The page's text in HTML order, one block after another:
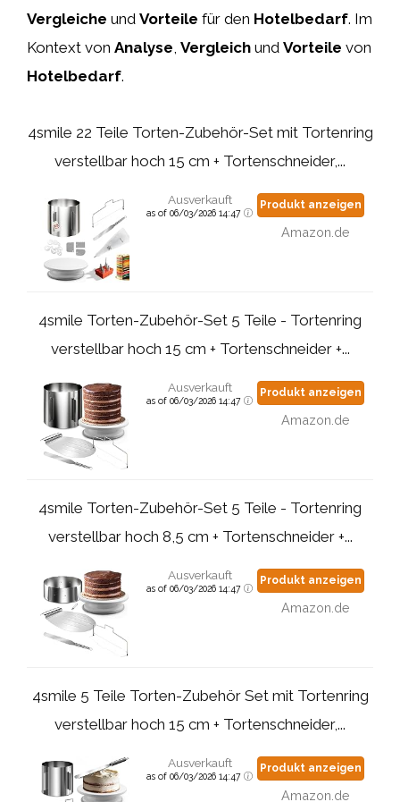
Vergleiche und Vorteile für den Hotelbedarf. Im
Kontext von Analyse, Vergleich und Vorteile von
Hotelbedarf.
4smile 22 Teile Torten-Zubehör-Set mit Tortenring
verstellbar hoch 15 cm + Tortenschneider,...
Ausverkauft
as of 06/03/2026 14:47
Produkt anzeigen
Amazon.de
4smile Torten-Zubehör-Set 5 Teile - Tortenring
verstellbar hoch 15 cm + Tortenschneider +...
Ausverkauft
as of 06/03/2026 14:47
Produkt anzeigen
Amazon.de
4smile Torten-Zubehör-Set 5 Teile - Tortenring
verstellbar hoch 8,5 cm + Tortenschneider +...
Ausverkauft
as of 06/03/2026 14:47
Produkt anzeigen
Amazon.de
4smile 5 Teile Torten-Zubehör Set mit Tortenring
verstellbar hoch 15 cm + Tortenschneider,...
Ausverkauft
as of 06/03/2026 14:47
Produkt anzeigen
Amazon.de